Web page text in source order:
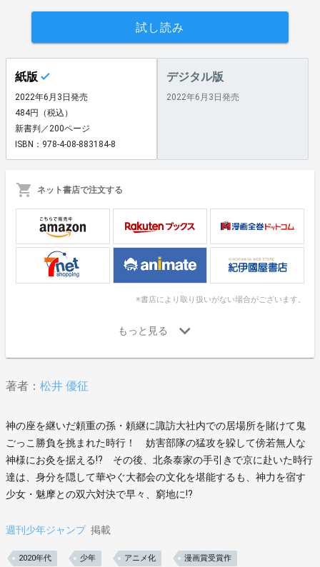
試し読み
紙版
2022年6月3日発売
484円（税込）
新書判／200ページ
ISBN：978-4-08-883184-8
デジタル版
2022年6月3日発売
ネット書店で注文する
※書店により取り扱いがない場合がございます。
著者： 松井 優征
神の座を継いだ頼重の孫・頼継に諏訪大社内での居場所を賭けて鬼
ごっこ勝負を挑まれた時行！ 妨害部隊の猛攻を躱して傍若無人な
神様にお灸を据える!? その後、北条泰家の手引きで京に赴いた時行
達は、身分を隠して華やぐ大都会の文化を堪能するも、神力を宿す
少女・魅摩との双六対決で早々、窮地に!?
週刊少年ジャンプ 掲載
2020年代 少年 アニメ化 漫画賞受賞作